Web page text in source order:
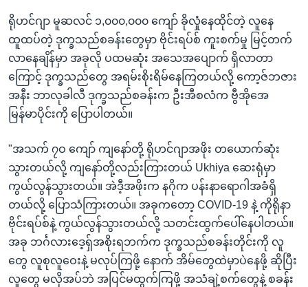
ရိုဟင်ဂျာ မူဆလင် ၁,၀၀၀,၀၀၀ ကျော် ခိုလှုံနေထိုင်တဲ့ လူနေ
ထူထပ်တဲ့ ဒုက္ခသည်စခန်းတွေမှာ ဗိုင်းရပ်စ် ကူးစက်မှု မြင့်တက်
လာနေချိန်မှာ အခုလို ပထမဆုံး အသေအပျောက် ရှိလာတာ
ကြောင့် ဒုက္ခသည်တွေ အရမ်းစိုးရိမ်နေကြတယ်လို့ ကော့ဇ်ဘဇား
အနီး ဘာလုခါလီ ဒုက္ခသည်စခန်းက ဦးအီစလံက ဗွီအိုအေ
မြန်မာပိုင်းကို ပြောပါတယ်။
"အသက် ၇ဝ ကျော် ကျနော်တို့ ရိုဟင်ဂျာအဖိုး တယောက်ဆုံး
သွားတယ်လို့ ကျနော်တို့လည်းကြားတယ် Ukhiya ဆေးရုံမှာ
ကွယ်လွန်သွားတယ်။ အဲဒီ့အဖိုးက နဂိုက ပန်းနာရောဂါအခံရှိ
တယ်လို့ ပြောသံကြားတယ်။ အခုကတော့ COVID-19 နဲ့ ကိုရိုနာ
ဗိုင်းရပ်စ်နဲ့ ကွယ်လွန်သွားတယ်လို့ သတင်းထွက်ပေါ်နေပါတယ်။
အခု ဘင်္ဂလားဒေ့ရှ်အစိုးရဘက်က ဒုက္ခသည်စခန်းတိုင်းကို လူ
တွေ လူစုလူဝေးနဲ့ မလုပ်ကြဖို့ နောက် အိမ်တွေထဲမှာပဲနေဖို့ ဆိုပြီး
လူတွေ မလိုအပ်ဘဲ အပြင်မထွက်ကြဖို့ အသံချဲ့စက်တွေနဲ့ စခန်း